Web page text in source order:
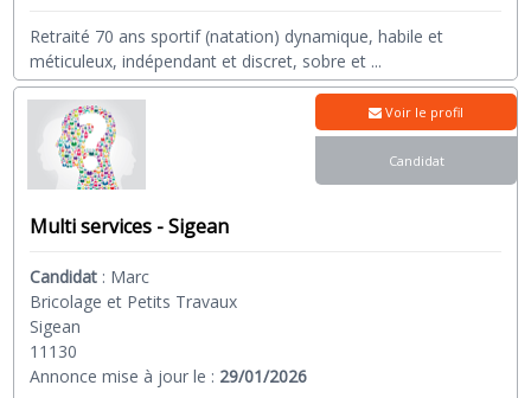
Retraité 70 ans sportif (natation) dynamique, habile et
méticuleux, indépendant et discret, sobre et ...
Multi services - Sigean
Candidat : Marc
Bricolage et Petits Travaux
Sigean
11130
Annonce mise à jour le : 29/01/2026
Voir le profil
Candidat